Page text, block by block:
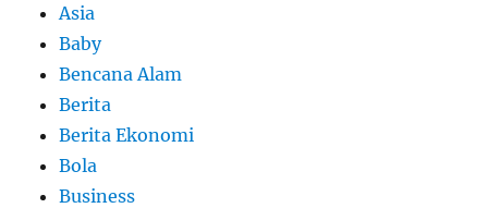
Asia
Baby
Bencana Alam
Berita
Berita Ekonomi
Bola
Business